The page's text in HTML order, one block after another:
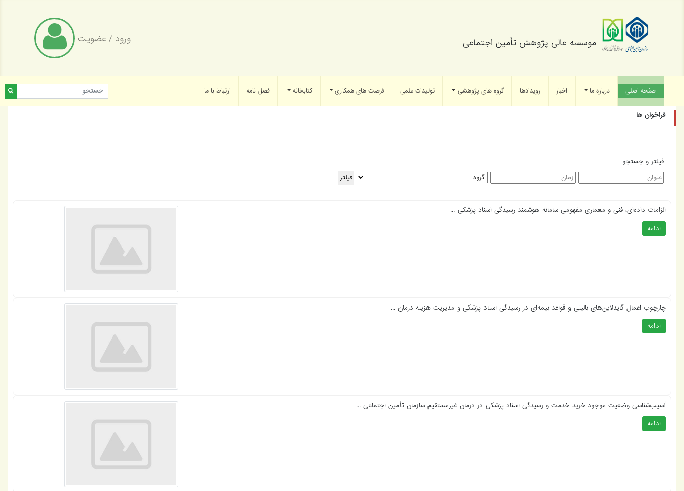
موسسه عالی پژوهش تأمین اجتماعی ورود / عضویت
صفحه اصلی درباره ما اخبار رویدادها گروه های پژوهشی تولیدات علمی فرصت های همکاری کتابخانه فصل نامه ارتباط با ما
فراخوان ها
فیلتر و جستجو
فیلتر
الزامات داده‌ای، فنی و معماری مفهومی سامانه هوشمند رسیدگی اسناد پزشکی ...
ادامه
چارچوب اعمال گایدلاین‌های بالینی و قواعد بیمه‌ای در رسیدگی اسناد پزشکی و مدیریت هزینه درمان ...
ادامه
آسیب‌شناسی وضعیت موجود خرید خدمت و رسیدگی اسناد پزشکی در درمان غیرمستقیم سازمان تأمین اجتماعی ...
ادامه